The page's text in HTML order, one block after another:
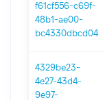
f61cf556-c69f-
48b1-ae00-
bc4330dbcd04
4329be23-
4e27-43d4-
9e97-